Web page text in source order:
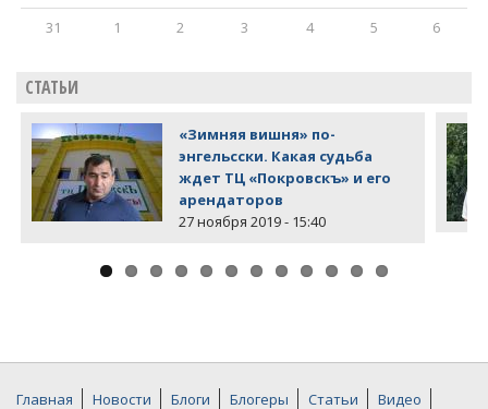
31
1 2 3 4 5 6
СТАТЬИ
«Зимняя вишня» по-
энгельсски. Какая судьба
ждет ТЦ «Покровскъ» и его
арендаторов
27 ноября 2019 - 15:40
Главная Новости Блоги Блогеры Статьи Видео